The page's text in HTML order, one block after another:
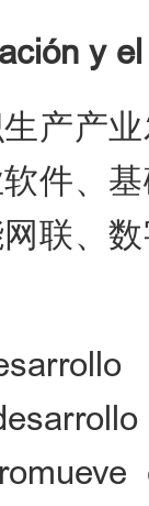
y
产产
件、
联、